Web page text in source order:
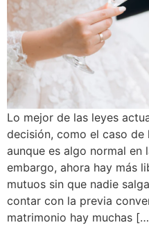
Lo mejor de las leyes
decisión, como el caso de
aunque es algo normal en
embargo, ahora hay más
mutuos sin que nadie
contar con la previa
matrimonio hay muchas